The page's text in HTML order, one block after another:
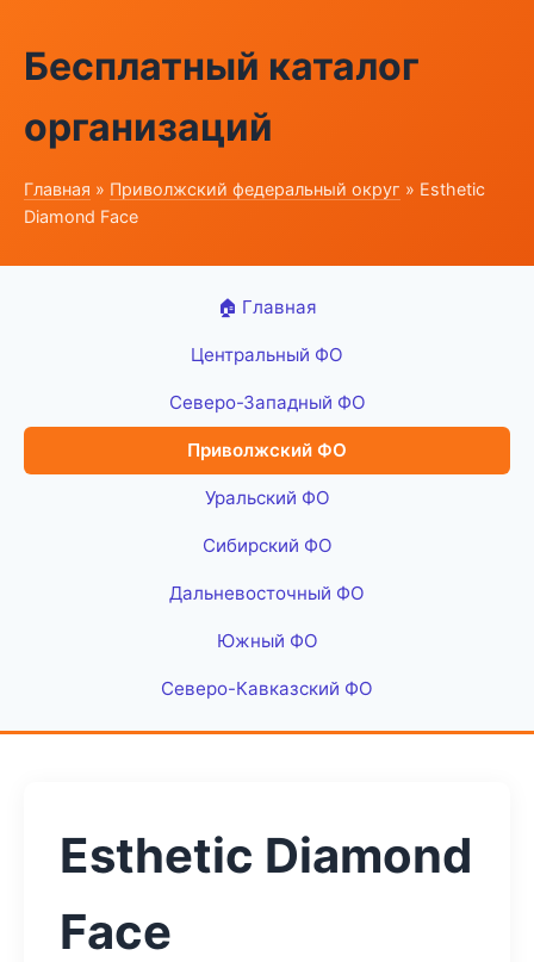
Бесплатный каталог
организаций
Главная » Приволжский федеральный округ » Esthetic
Diamond Face
🏠 Главная
Центральный ФО
Северо-Западный ФО
Приволжский ФО
Уральский ФО
Сибирский ФО
Дальневосточный ФО
Южный ФО
Северо-Кавказский ФО
Esthetic Diamond
Face